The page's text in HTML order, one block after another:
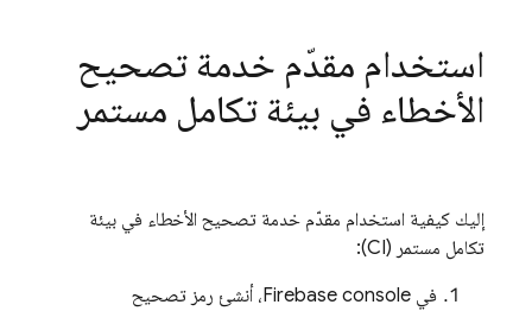
استخدام مقدّم خدمة تصحيح
الأخطاء في بيئة تكامل مستمر
إليك كيفية استخدام مقدّم خدمة تصحيح الأخطاء في بيئة
تكامل مستمر (CI):
في
Firebaseconsole، أنشئ رمز تصحيح